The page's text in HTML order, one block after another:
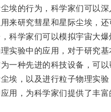
的行为，科学家们可以深
研究彗星和星际尘埃，还
学家们可以模拟宇宙大爆
验中的应用，对于研究基
种先进的科技设备，可以
，以及进行粒子物理实验
，为科学家们提供了丰富